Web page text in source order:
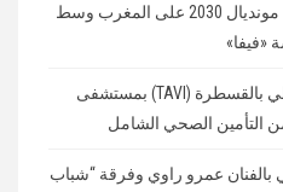
تقارير: إنفانتينو يعرض نهائي مونديال 2030 على المغرب وسط
«فيفا»
نجاح أول زراعة صمام أورطي بالقسطرة (TAVI) بمستشفى
التأمين الصحي الشامل
بالفنان عمرو راوي وفرقة “شباب